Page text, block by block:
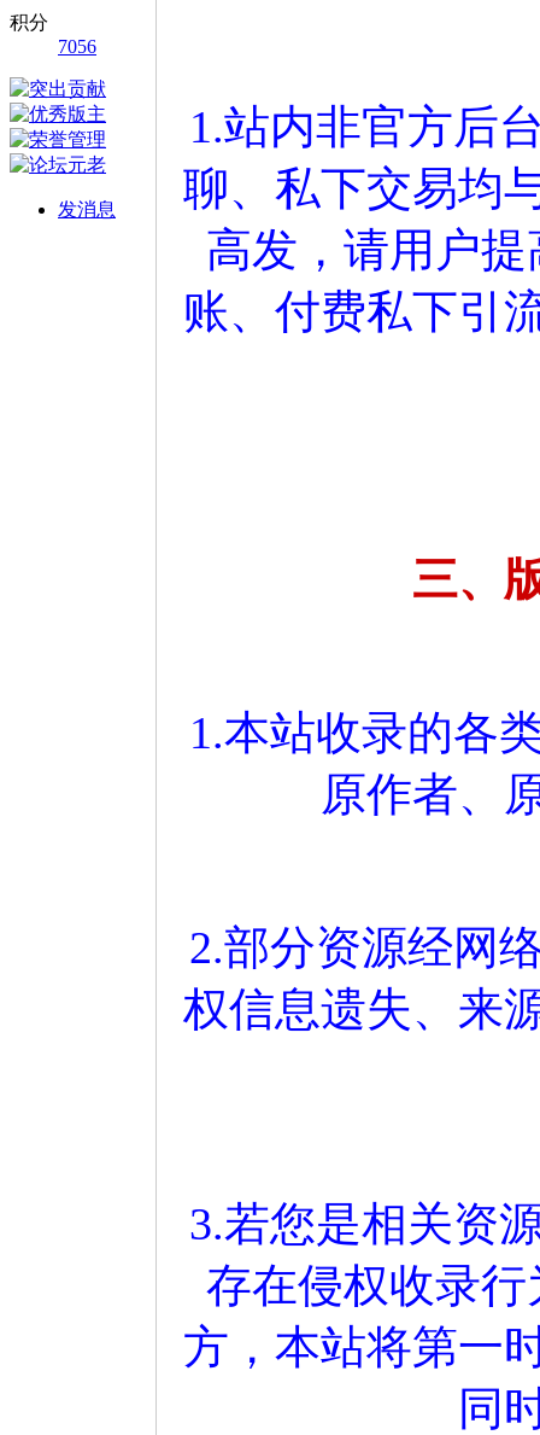
积分
7056
发消息
1.站内非官方后
聊、私下交易均
高发，请用户
账、付费私下引
三、
1.本站收录的各
原作者、
2.部分资源经网
权信息遗失、来
3.若您是相关资
存在侵权收录
方，本站将第一
同